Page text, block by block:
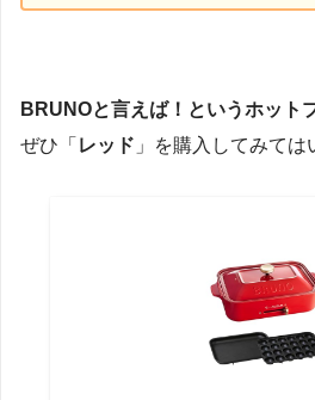
BRUNOと言えば！というホット
ぜひ「 レッド 」を購入してみては